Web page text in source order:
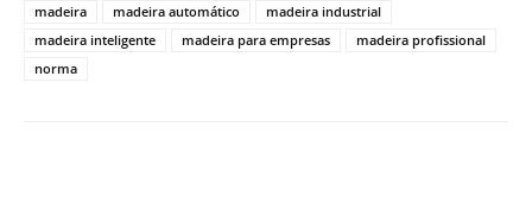
madeira
madeira automático
madeira industrial
madeira inteligente
madeira para empresas
madeira profissional
norma